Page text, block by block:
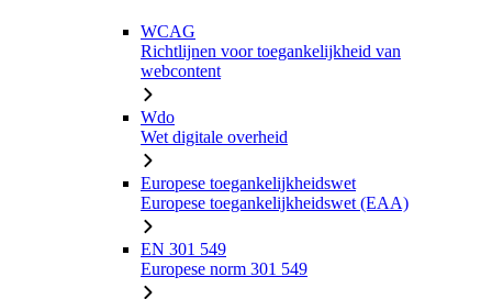
WCAG
Richtlijnen voor toegankelijkheid van
webcontent
Wdo
Wet digitale overheid
Europese toegankelijkheidswet
Europese toegankelijkheidswet (EAA)
EN 301 549
Europese norm 301 549